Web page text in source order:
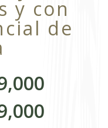
y con
de